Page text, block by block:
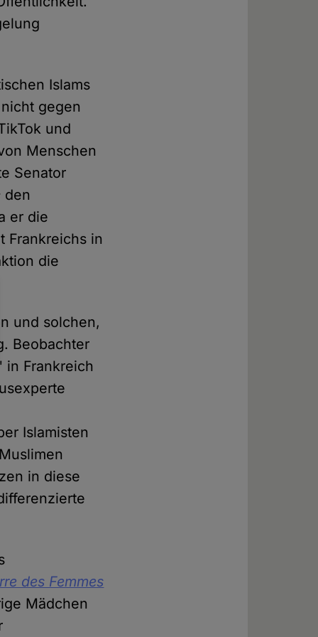
Islams
gegen
und
Menschen
Senator
den
er die
Frankreichs in
die
und solchen,
Beobachter
in Frankreich
Islamisten
in diese
des Femmes
Mädchen